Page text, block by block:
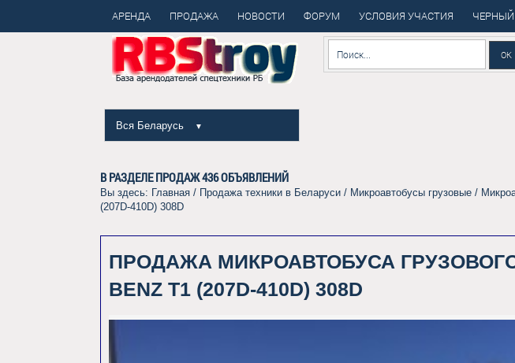
АРЕНДА ПРОДАЖА НОВОСТИ ФОРУМ УСЛОВИЯ УЧАСТИЯ
Вся Беларусь ▼
В РАЗДЕЛЕ ПРОДАЖ436ОБЪЯВЛЕНИЙ
Вы здесь: Главная / Продажа техники в Беларуси / Микроавтобусы грузовые /
(207D-410D) 308D
ПРОДАЖА МИКРОАВТОБУСА ГРУЗОВОГО
BENZ T1 (207D-410D) 308D